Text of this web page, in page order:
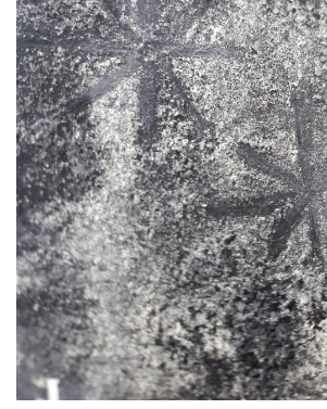
VZDĚLÁVACÍ BLOK ZÁŘÍ
VZDĚLÁVACÍ BLOK ŘÍJEN
VZDĚLÁVACÍ BLOK LISTOPAD
VZDĚLÁVACÍ BLOK PROSINEC
VZDĚLÁVACÍ BLOK LEDEN
VZDĚLÁVACÍ BLOK ÚNOR